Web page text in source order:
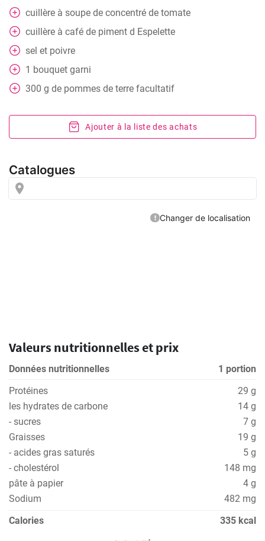
cuillère à soupe de concentré de tomate
cuillère à café de piment d Espelette
sel et poivre
1 bouquet garni
300 g de pommes de terre facultatif
Ajouter à la liste des achats
Valeurs nutritionnelles et prix
Données nutritionnelles
1 portion
Protéines
29 g
les hydrates de carbone
14 g
- sucres
7 g
Graisses
19 g
- acides gras saturés
5 g
- cholestérol
148 mg
pâte à papier
4 g
Sodium
482 mg
Calories
335 kcal